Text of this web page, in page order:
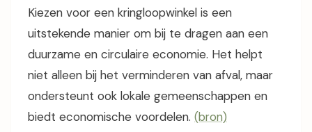
Kiezen voor een kringloopwinkel is een
uitstekende manier om bij te dragen aan een
duurzame en circulaire economie. Het helpt
niet alleen bij het verminderen van afval, maar
ondersteunt ook lokale gemeenschappen en
biedt economische voordelen. (bron)